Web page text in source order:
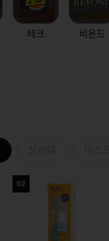
테크 비욘드
02